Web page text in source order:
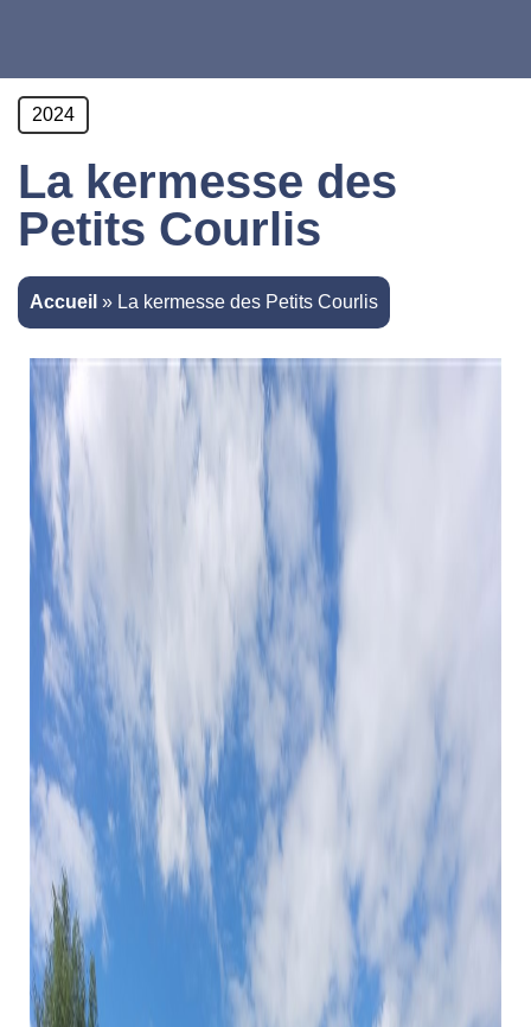
2024
La kermesse des
Petits Courlis
Accueil » La kermesse des Petits Courlis